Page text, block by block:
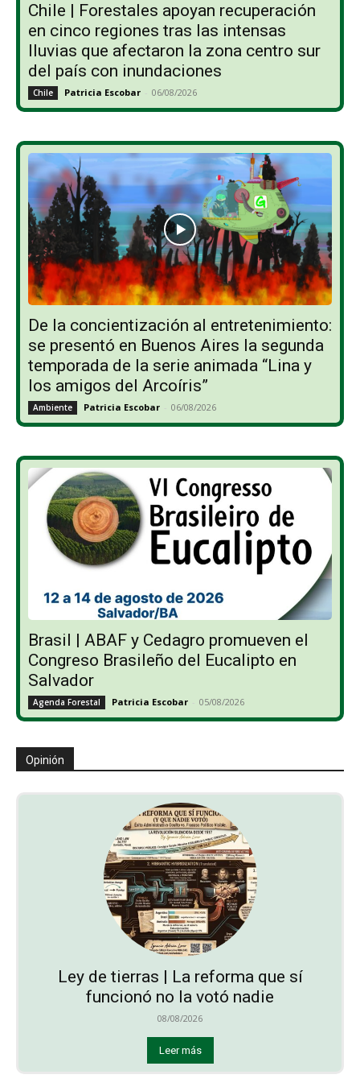
Chile | Forestales apoyan recuperación
en cinco regiones tras las intensas
lluvias que afectaron la zona centro sur
del país con inundaciones
Chile Patricia Escobar - 06/08/2026
De la concientización al entretenimiento:
se presentó en Buenos Aires la segunda
temporada de la serie animada “Lina y
los amigos del Arcoíris”
Ambiente Patricia Escobar - 06/08/2026
Brasil | ABAF y Cedagro promueven el
Congreso Brasileño del Eucalipto en
Salvador
Agenda Forestal Patricia Escobar - 05/08/2026
Opinión
Ley de tierras | La reforma que sí
funcionó no la votó nadie
08/08/2026
Leer más